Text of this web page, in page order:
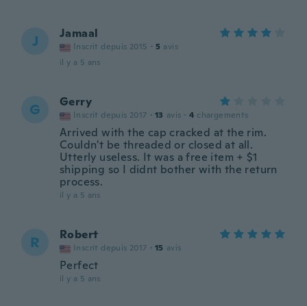
J Jamaal
Inscrit depuis 2015 · 5 avis
il y a 5 ans
G Gerry
Inscrit depuis 2017 · 13 avis · 4 chargements
Arrived with the cap cracked at the rim.
Couldn't be threaded or closed at all.
Utterly useless. It was a free item + $1
shipping so I didnt bother with the return
process.
il y a 5 ans
R Robert
Inscrit depuis 2017 · 15 avis
Perfect
il y a 5 ans